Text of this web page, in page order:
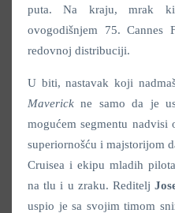
puta. Na kraju, mrak
ovogodišnjem 75.
redovnoj distribuciji.
U biti, nastavak koji
Maverickne samo da je
mogućem segmentu
superiornošću i majstorijom
Cruisea i ekipu mladih
na tlu i u zraku. Reditelj
uspio je sa svojim timom